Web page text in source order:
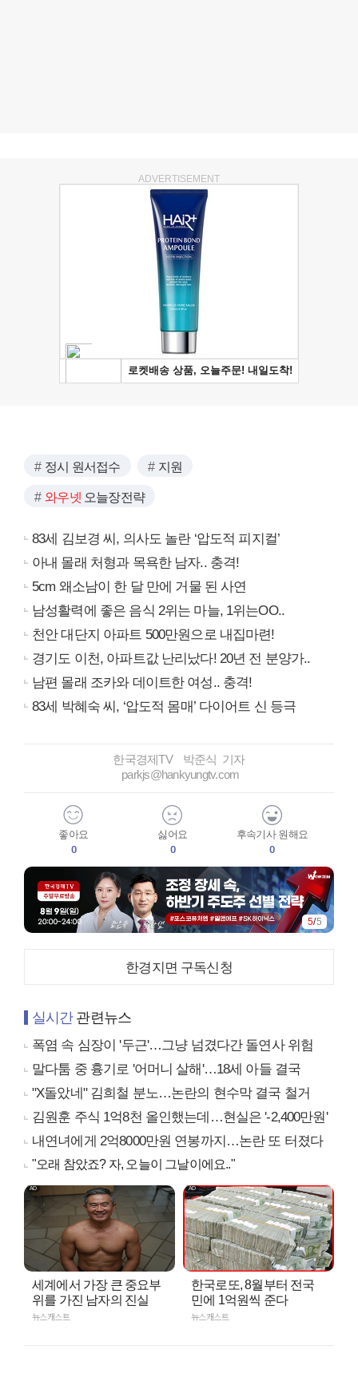
ADVERTISEMENT
정시 원서접수 지원
와우넷 오늘장전략
83세 김보경 씨, 의사도 놀란 ‘압도적 피지컬’
아내 몰래 처형과 목욕한 남자.. 충격!
5cm 왜소남이 한 달 만에 거물 된 사연
남성활력에 좋은 음식 2위는 마늘, 1위는OO..
천안 대단지 아파트 500만원으로 내집마련!
경기도 이천, 아파트값 난리났다! 20년 전 분양가..
남편 몰래 조카와 데이트한 여성.. 충격!
83세 박혜숙 씨, ‘압도적 몸매’ 다이어트 신 등극
한국경제TV 박준식 기자
parkjs@hankyungtv.com
좋아요
0
싫어요
0
후속기사 원해요
0
5/5
한경지면 구독신청
실시간관련뉴스
폭염 속 심장이 '두근'…그냥 넘겼다간 돌연사 위험
말다툼 중 흉기로 '어머니 살해'…18세 아들 결국
"X돌았네" 김희철 분노…논란의 현수막 결국 철거
김원훈 주식 1억8천 올인했는데…현실은 '-2,400만원'
내연녀에게 2억8000만원 연봉까지…논란 또 터졌다
"오래 참았죠? 자, 오늘이 그날이에요.."
세계에서 가장 큰 중요부
위를 가진 남자의 진실
뉴스캐스트
한국로또, 8월부터 전국
민에 1억원씩 준다
뉴스캐스트